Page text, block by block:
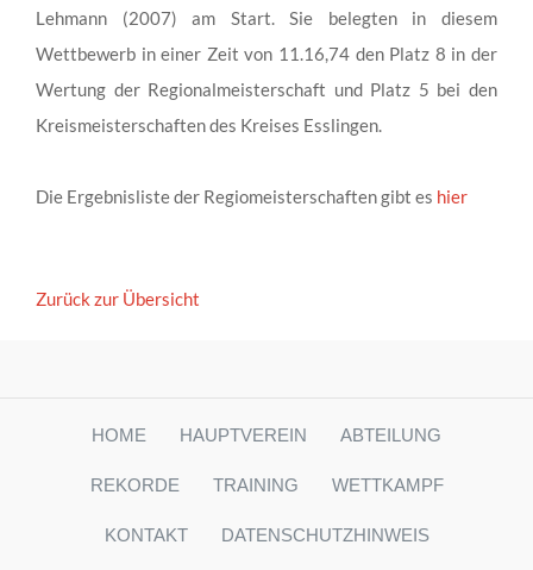
Lehmann (2007) am Start. Sie belegten in diesem
Wettbewerb in einer Zeit von 11.16,74 den Platz 8 in der
Wertung der Regionalmeisterschaft und Platz 5 bei den
Kreismeisterschaften des Kreises Esslingen.
Die Ergebnisliste der Regiomeisterschaften gibt es hier
Zurück zur Übersicht
HOME HAUPTVEREIN ABTEILUNG
REKORDE TRAINING WETTKAMPF
KONTAKT DATENSCHUTZHINWEIS